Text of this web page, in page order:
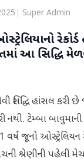
Super Admin
રેકોર્ડ
આ સિદ્ધિ
સિદ્ધિ હાંસલ કરી
નથી. ટેમ્બા
વર્ષ જૂનો ઓસ્ટ્રેલિયન
શ્રેણીની પહેલી